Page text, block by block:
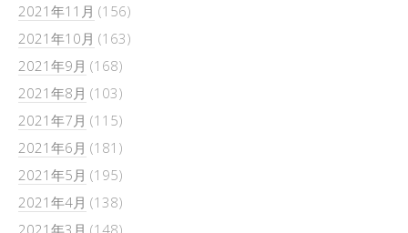
2021年11月 (156)
2021年10月 (163)
2021年9月 (168)
2021年8月 (103)
2021年7月 (115)
2021年6月 (181)
2021年5月 (195)
2021年4月 (138)
2021年3月 (148)